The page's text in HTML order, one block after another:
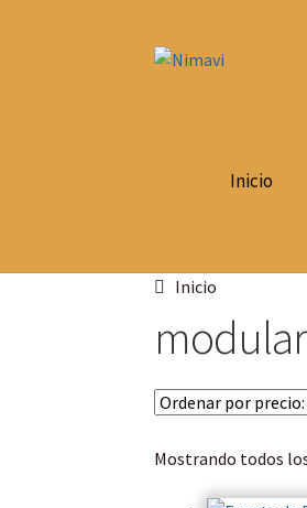
Inicio
Inicio
modular
Mostrando todos